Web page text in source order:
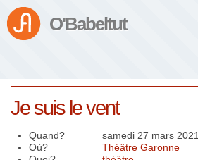
O'Babeltut
Je suis le vent
Quand?
samedi 27 mars 2021
Où?
Théâtre Garonne